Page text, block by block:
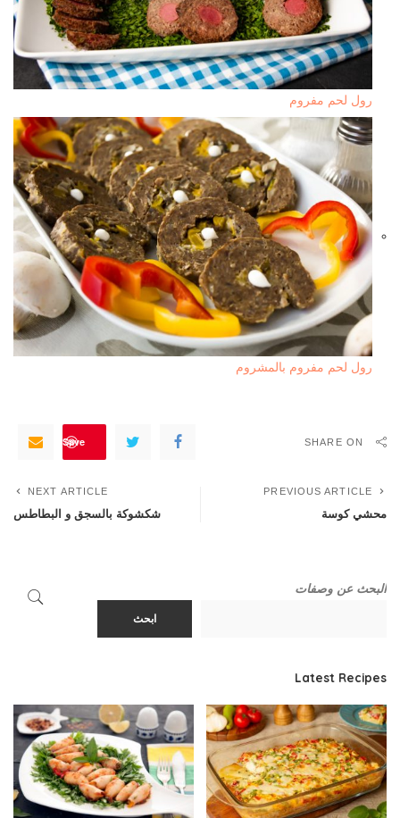
رول لحم مفروم
رول لحم مفروم بالمشروم
SHARE ON
Save
PREVIOUS ARTICLE
محشي كوسة
NEXT ARTICLE
شكشوكة بالسجق و البطاطس
البحث عن وصفات
ابحث
Latest Recipes